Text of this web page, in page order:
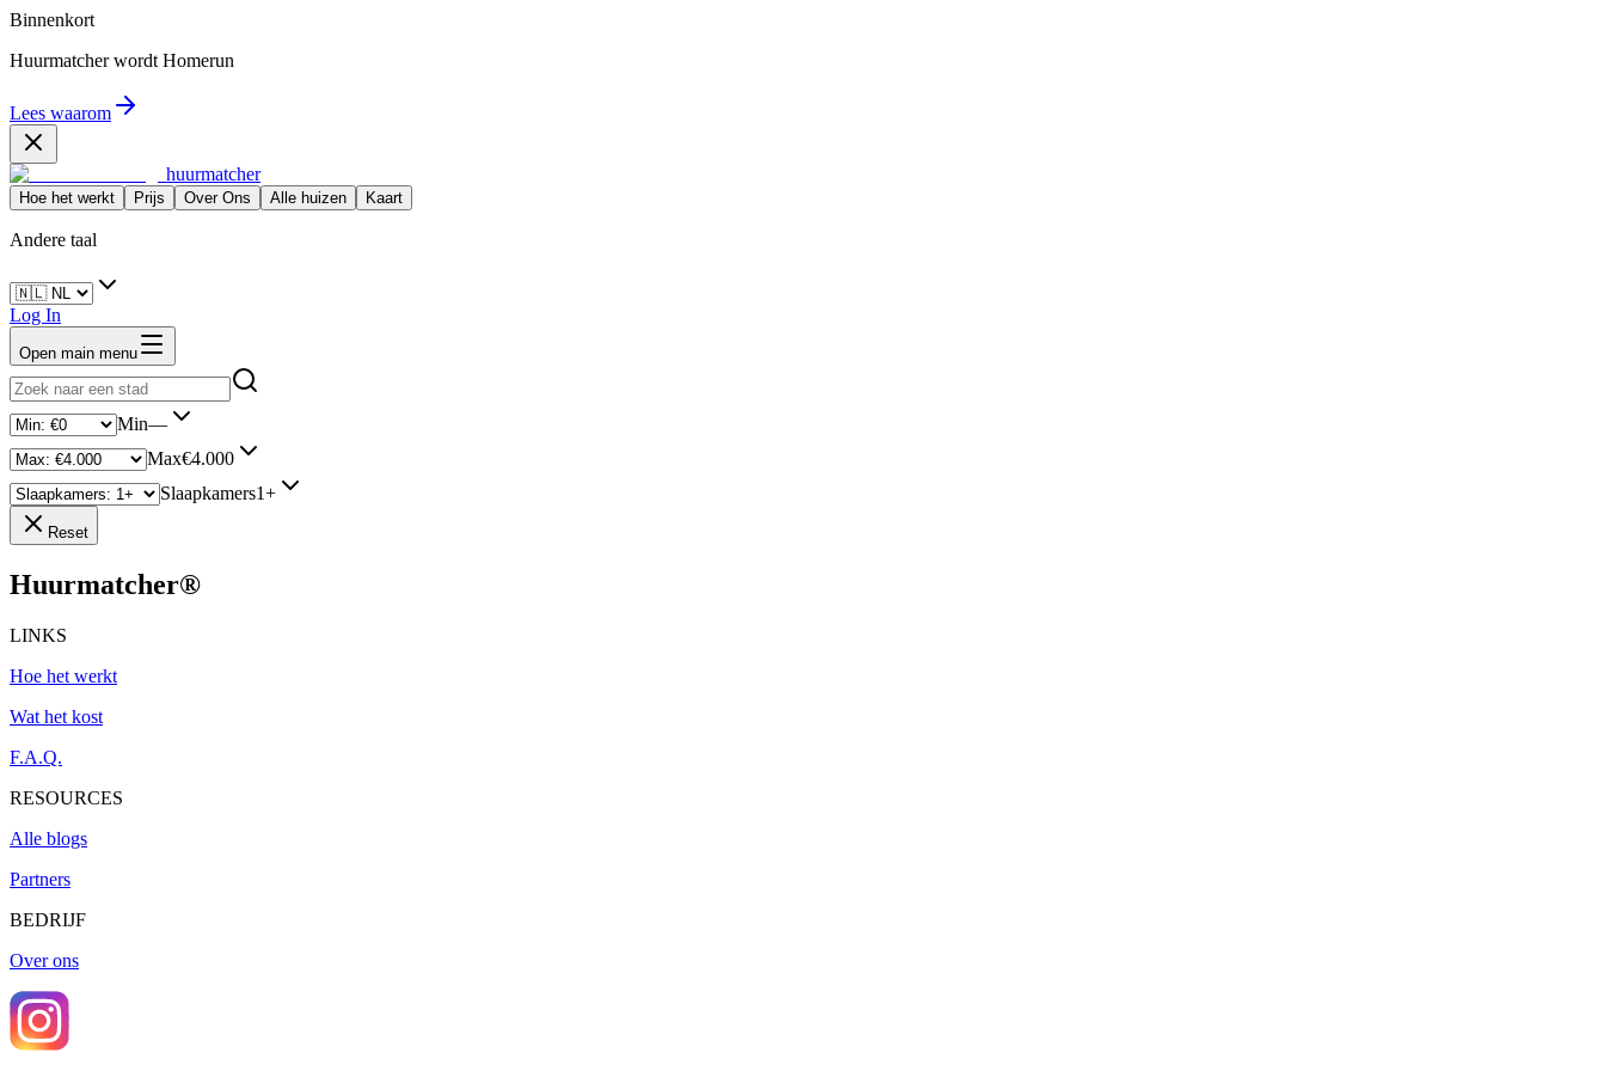
Binnenkort
Huurmatcher wordt Homerun
Lees waarom
huurmatcher
Hoe het werkt Prijs Over Ons Alle huizen Kaart
Andere taal
Log In
Open main menu
Min—
Max€4.000
Slaapkamers1+
Reset
Huurmatcher®
LINKS
Hoe het werkt
Wat het kost
F.A.Q.
RESOURCES
Alle blogs
Partners
BEDRIJF
Over ons